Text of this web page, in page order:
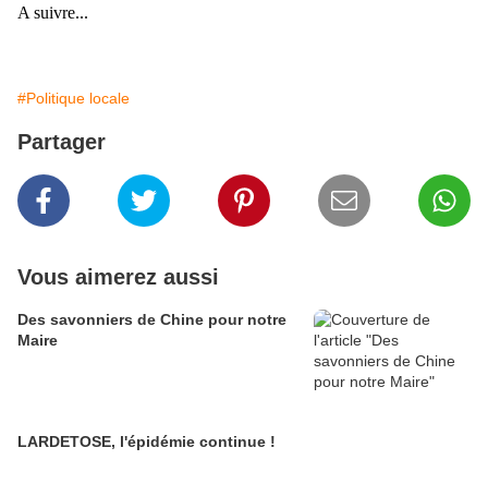
A suivre...
#Politique locale
Partager
Vous aimerez aussi
Des savonniers de Chine pour notre
Maire
LARDETOSE, l'épidémie continue !